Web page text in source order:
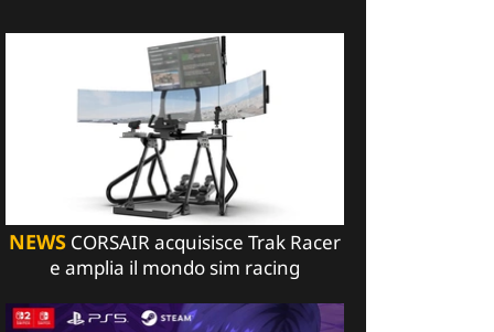
NEWS CORSAIR acquisisce Trak Racer
e amplia il mondo sim racing